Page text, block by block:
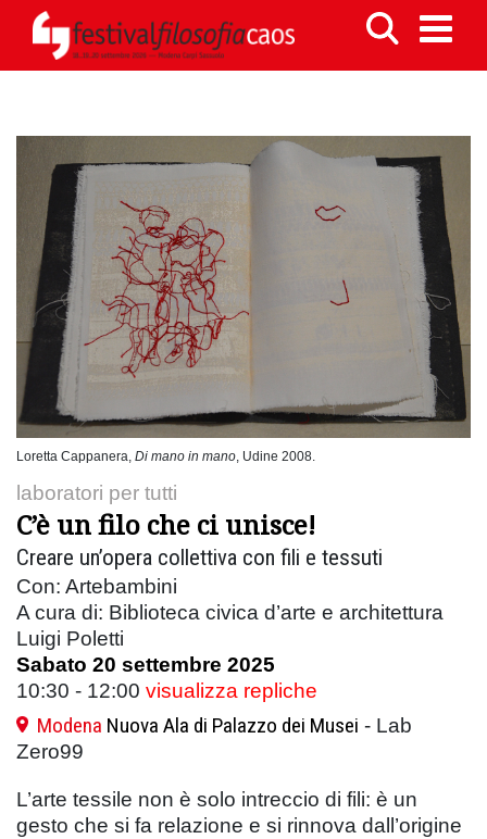
Loretta Cappanera, Di mano in mano, Udine 2008.
laboratori per tutti
C’è un filo che ci unisce!
Creare un’opera collettiva con fili e tessuti
Con: Artebambini
A cura di: Biblioteca civica d’arte e architettura
Luigi Poletti
Sabato 20 settembre 2025
10:30 - 12:00 visualizza repliche
Modena Nuova Ala di Palazzo dei Musei - Lab
Zero99
L’arte tessile non è solo intreccio di fili: è un
gesto che si fa relazione e si rinnova dall’origine